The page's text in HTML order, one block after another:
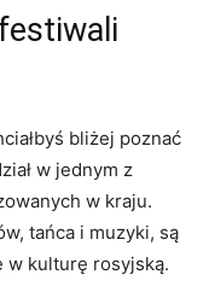
‍bliżej poznać⁤
w jednym z
w kraju.
tańca i⁤ muzyki, są
w⁣ kulturę rosyjską.